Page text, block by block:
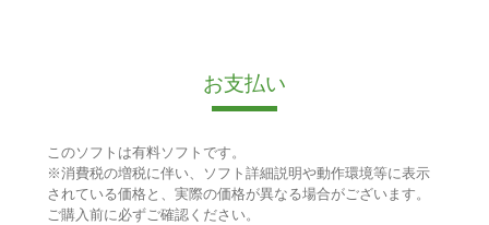
お支払い
このソフトは有料ソフトです。
※消費税の増税に伴い、ソフト詳細説明や動作環境等に表示
されている価格と、実際の価格が異なる場合がございます。
ご購入前に必ずご確認ください。